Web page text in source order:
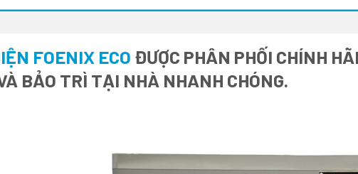
FOENIX ECO ĐƯỢC PHÂN PHỐI CHÍNH
BẢO TRÌ TẠI NHÀ NHANH CHÓNG.